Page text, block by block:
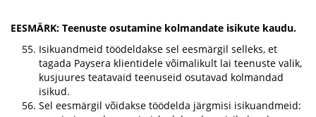
EESMÄRK: Teenuste osutamine kolmandate isikute kaudu.
Isikuandmeid töödeldakse sel eesmärgil selleks, et
tagada Paysera klientidele võimalikult lai teenuste valik,
kusjuures teatavaid teenuseid osutavad kolmandad
isikud.
Sel eesmärgil võidakse töödelda järgmisi isikuandmeid: